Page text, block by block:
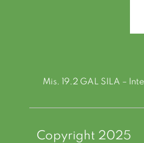
Mis. 19.2 GAL SILA –
Copyright 2025